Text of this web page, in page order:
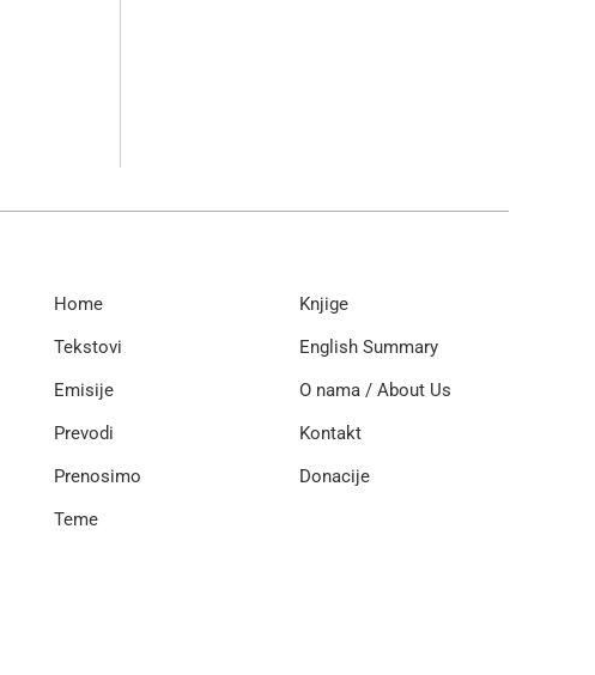
Home
Tekstovi
Emisije
Prevodi
Prenosimo
Teme
Knjige
English Summary
O nama / About Us
Kontakt
Donacije